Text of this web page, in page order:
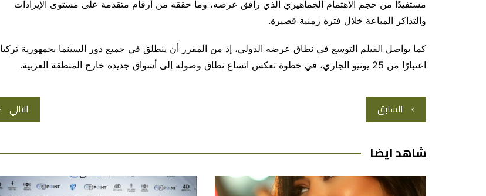
مستفيدًا من حجم الاهتمام الجماهيري الذي رافق عرضه، وما حققه من أرقام متقدمة على مستوى الإيرادات
والتذاكر المباعة خلال فترة زمنية قصيرة.
كما يواصل الفيلم التوسع في نطاق عرضه الدولي، إذ من المقرر أن ينطلق في جميع دور السينما بجمهورية تركيا
اعتبارًا من 25 يونيو الجاري، في خطوة تعكس اتساع نطاق وصوله إلى أسواق جديدة خارج المنطقة العربية.
تصفّح
المقالات
السابق التالي
شاهد ايضا